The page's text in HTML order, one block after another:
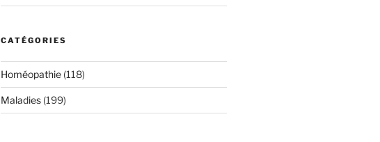
CATÉGORIES
Homéopathie(118)
Maladies(199)